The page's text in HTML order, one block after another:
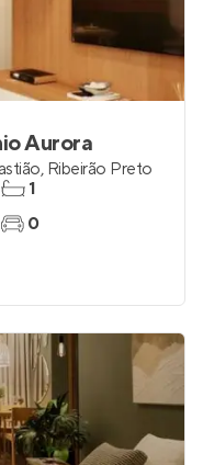
Aurora
, Ribeirão Preto
1
0